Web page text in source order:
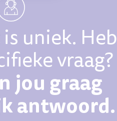
uniek. Heb
vraag?
jou graag
antwoord.